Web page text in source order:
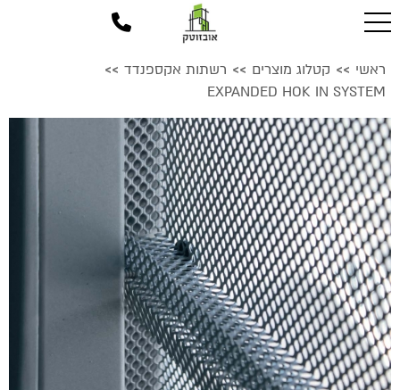
ראשי >> קטלוג מוצרים >> רשתות אקספנדד >>
EXPANDED HOK IN SYSTEM